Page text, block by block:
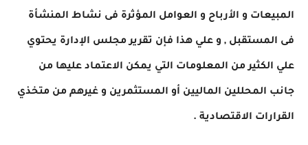
المبيعات و الأرباح و العوامل المؤثرة فى نشاط المنشأة
فى المستقبل , و علي هذا فإن تقرير مجلس الإدارة يحتوي
علي الكثير من المعلومات التي يمكن الاعتماد عليها من
جانب المحللين الماليين أو المستثمرين و غيرهم من متخذي
القرارات الاقتصادية .